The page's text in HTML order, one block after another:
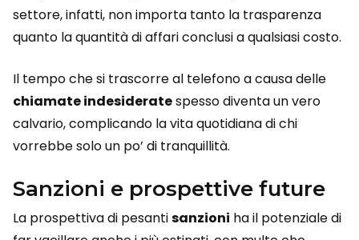
settore, infatti, non importa tanto la trasparenza
quanto la quantità di affari conclusi a qualsiasi costo.
Il tempo che si trascorre al telefono a causa delle
chiamate indesideratespesso diventa un vero
calvario, complicando la vita quotidiana di chi
vorrebbe solo un po’ di tranquillità.
Sanzioni e prospettive future
La prospettiva di pesantisanzioni ha il potenziale di